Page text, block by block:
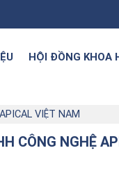
HỘI ĐỒNG KHOA
VIỆT NAM
CÔNG NGHỆ